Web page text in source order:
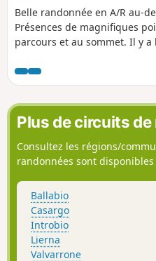
Belle randonnée en A/R au-
Présences de magnifiques
parcours et au sommet. Il y
assez physique, ça monte
les sentiers sont bien
il faut mettre les mains,
de passages exposés.
sec. Les routes d’accès au
Plus de circuits
Consultez les régions/
randonnées sont disponibles
Ballabio
Casargo
Introbio
Lierna
Valvarrone